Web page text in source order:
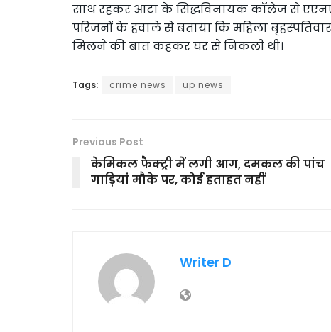
साथ रहकर आटा के सिद्धविनायक कॉलेज से
परिजनों के हवाले से बताया कि महिला
मिलने की बात कहकर घर से निकली थी।
Tags: crime news up news
Previous Post
केमिकल फैक्ट्री में लगी आग, दमकल की पांच
गाड़ियां मौके पर, कोई हताहत नहीं
Writer D